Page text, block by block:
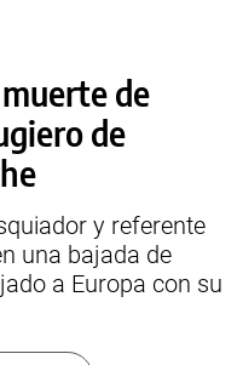
de
de
y referente
una bajada de
a Europa con su